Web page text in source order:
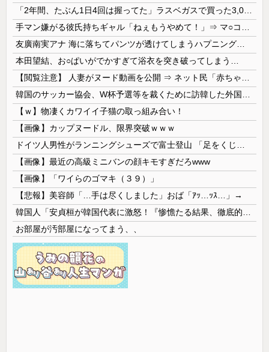
本田望結、お○ぱいがでかすぎて浴衣を突き破ってしまう…
【ｗ】物凄くカワイイ子猫の取っ組み合い！
【画像】カップヌードル、限界突破ｗｗｗ
【画像】最近の高級ミニバンの顔キモすぎだろwww
【画像】「ワイらのゴマキ（３９）」
【悲報】美容師「…手は尽くしました」おば「ｱｯ…ｯｽ…」→
お部屋が汚部屋になってまう、、